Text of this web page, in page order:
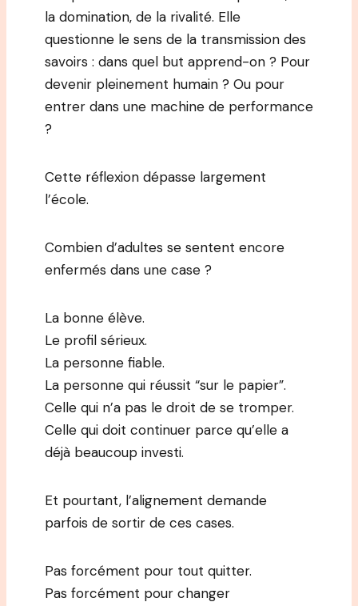
la domination, de la rivalité. Elle
questionne le sens de la transmission des
savoirs : dans quel but apprend-on ? Pour
devenir pleinement humain ? Ou pour
entrer dans une machine de performance
?
Cette réflexion dépasse largement
l’école.
Combien d’adultes se sentent encore
enfermés dans une case ?
La bonne élève.
Le profil sérieux.
La personne fiable.
La personne qui réussit “sur le papier”.
Celle qui n’a pas le droit de se tromper.
Celle qui doit continuer parce qu’elle a
déjà beaucoup investi.
Et pourtant, l’alignement demande
parfois de sortir de ces cases.
Pas forcément pour tout quitter.
Pas forcément pour changer